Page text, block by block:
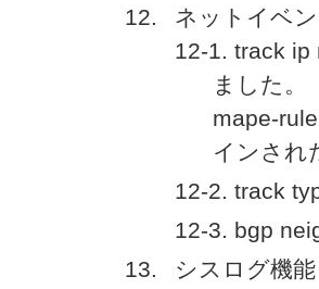
ネットイベ
12-1. track ip
ました。
mape-
インされ
12-2. track
12-3. bgp
シスログ機能